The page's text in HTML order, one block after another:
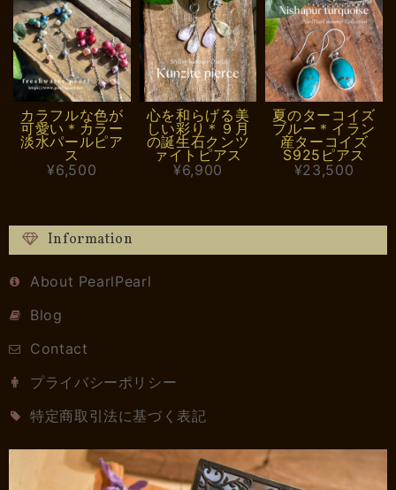
カラフルな色が
可愛い＊カラー
淡水パールピア
ス
¥6,500
心を和らげる美
しい彩り＊９月
の誕生石クンツ
ァイトピアス
¥6,900
夏のターコイズ
ブルー＊イラン
産ターコイズ
S925ピアス
¥23,500
Information
About PearlPearl
Blog
Contact
プライバシーポリシー
特定商取引法に基づく表記